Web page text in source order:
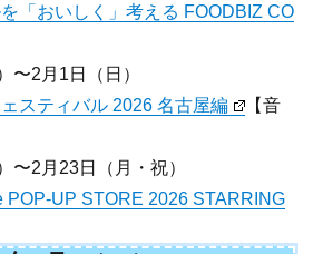
「おいしく」考える FOODBIZ CO
〜2月1日（日）
スティバル 2026 名古屋編
【音
〜2月23日（月・祝）
POP-UP STORE 2026 STARRING